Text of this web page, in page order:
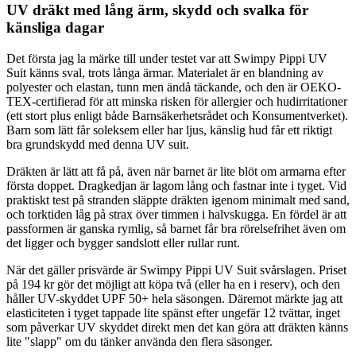
UV dräkt med lång ärm, skydd och svalka för
känsliga dagar
Det första jag la märke till under testet var att Swimpy Pippi UV
Suit känns sval, trots långa ärmar. Materialet är en blandning av
polyester och elastan, tunn men ändå täckande, och den är OEKO-
TEX-certifierad för att minska risken för allergier och hudirritationer
(ett stort plus enligt både Barnsäkerhetsrådet och Konsumentverket).
Barn som lätt får soleksem eller har ljus, känslig hud får ett riktigt
bra grundskydd med denna UV suit.
Dräkten är lätt att få på, även när barnet är lite blöt om armarna efter
första doppet. Dragkedjan är lagom lång och fastnar inte i tyget. Vid
praktiskt test på stranden släppte dräkten igenom minimalt med sand,
och torktiden låg på strax över timmen i halvskugga. En fördel är att
passformen är ganska rymlig, så barnet får bra rörelsefrihet även om
det ligger och bygger sandslott eller rullar runt.
När det gäller prisvärde är Swimpy Pippi UV Suit svårslagen. Priset
på 194 kr gör det möjligt att köpa två (eller ha en i reserv), och den
håller UV-skyddet UPF 50+ hela säsongen. Däremot märkte jag att
elasticiteten i tyget tappade lite spänst efter ungefär 12 tvättar, inget
som påverkar UV skyddet direkt men det kan göra att dräkten känns
lite "slapp" om du tänker använda den flera säsonger.